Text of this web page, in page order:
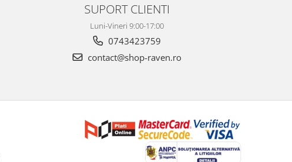
SUPORT CLIENTI
Luni-Vineri 9:00-17:00
0743423759
contact@shop-raven.ro